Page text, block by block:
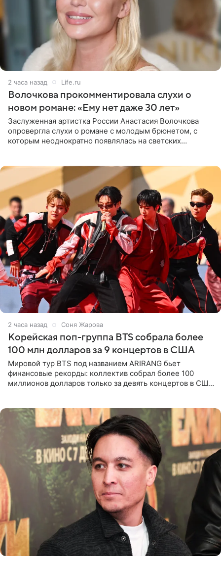
2 часа назад Life.ru
Волочкова прокомментировала слухи о
новом романе: «Ему нет даже 30 лет»
Заслуженная артистка России Анастасия Волочкова
опровергла слухи о романе с молодым брюнетом, с
которым неоднократно появлялась на светских
2 часа назад Соня Жарова
Корейская поп-группа BTS собрала более
100 млн долларов за 9 концертов в США
Мировой тур BTS под названием ARIRANG бьет
финансовые рекорды: коллектив собрал более 100
миллионов долларов только за девять концертов в США.